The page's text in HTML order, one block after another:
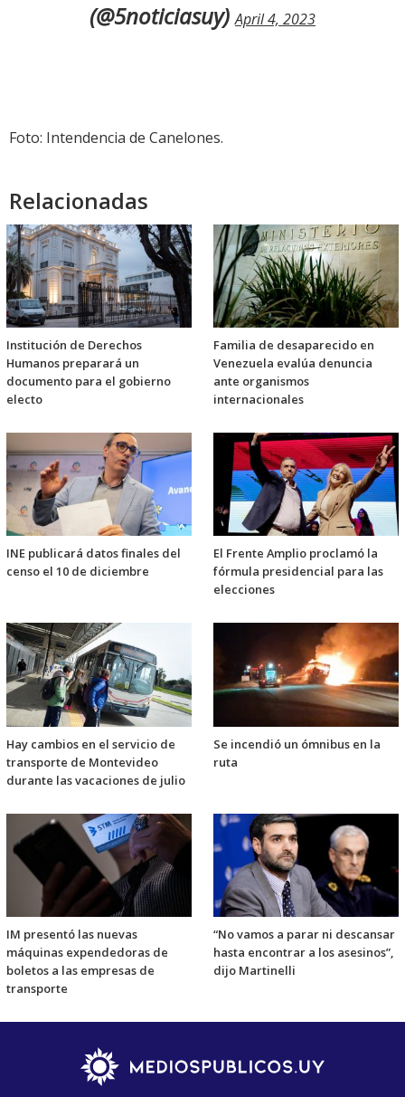
(@5noticiasuy)April 4, 2023
Foto: Intendencia de Canelones.
Relacionadas
Institución de Derechos
Humanos preparará un
documento para el gobierno
electo
Familia de desaparecido en
Venezuela evalúa denuncia
ante organismos
internacionales
INE publicará datos finales del
censo el 10 de diciembre
El Frente Amplio proclamó la
fórmula presidencial para las
elecciones
Hay cambios en el servicio de
transporte de Montevideo
durante las vacaciones de julio
Se incendió un ómnibus en la
ruta
IM presentó las nuevas
máquinas expendedoras de
boletos a las empresas de
transporte
“No vamos a parar ni descansar
hasta encontrar a los asesinos”,
dijo Martinelli